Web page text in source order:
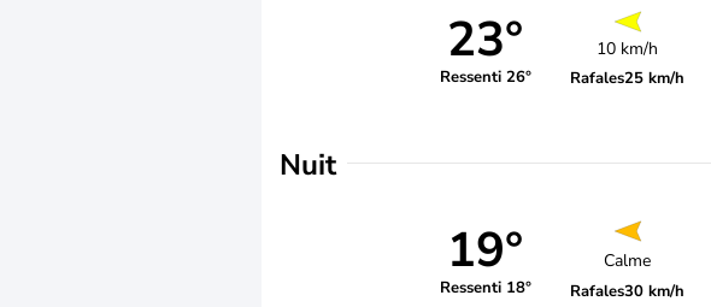
23°
Ressenti 26°
10 km/h
Rafales25 km/h
Nuit
19°
Ressenti 18°
Calme
Rafales30 km/h